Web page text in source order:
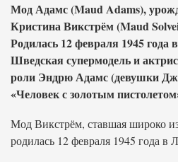
Мод Адамс (Maud Adams),
Кристина Викстрём (Maud
Родилась 12 февраля 1945
Шведская супермодель и
роли Эндрю Адамс (девушки
«Человек с золотым
Мод Викстрём, ставшая широко
родилась 12 февраля 1945 года в